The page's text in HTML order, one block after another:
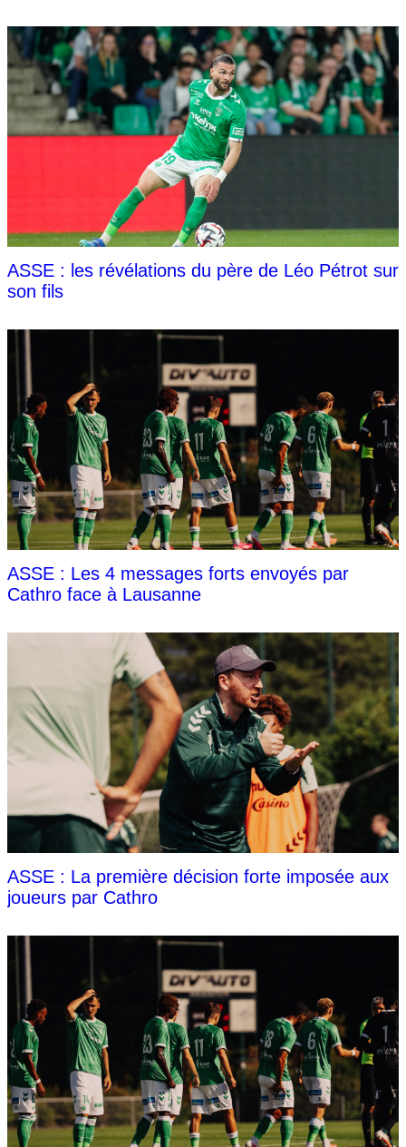
ASSE : les révélations du père de Léo Pétrot sur
son fils
ASSE : Les 4 messages forts envoyés par
Cathro face à Lausanne
ASSE : La première décision forte imposée aux
joueurs par Cathro